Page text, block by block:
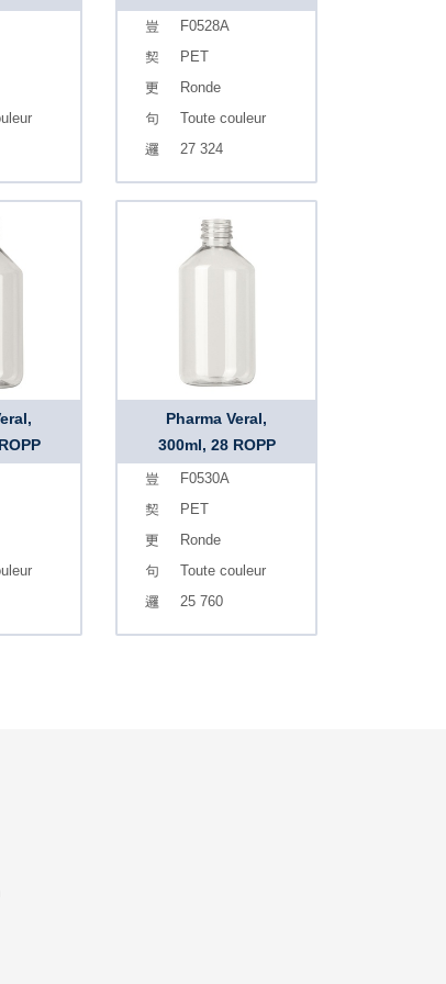
F0528A
PET
Ronde
Toute couleur
27 324
Pharma Veral,
300ml, 28 ROPP
F0530A
PET
Ronde
Toute couleur
25 760